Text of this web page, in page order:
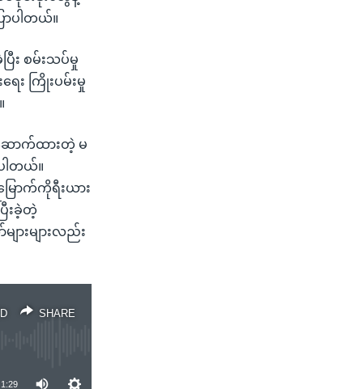
ပါတယ်။
ြီး စမ်းသပ်မှု
ေး ကြိုးပမ်းမှု
ောက်ထားတဲ့ မ
ါတယ်။
ောက်ကိုရီးယား
းခဲ့တဲ့
ားများလည်း
SHARE
1:29